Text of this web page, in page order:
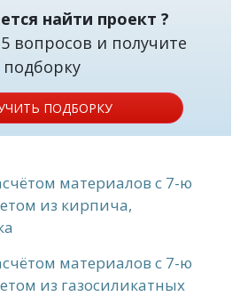
найти проект ?
вопросов и получите
подборку
ПОДБОРКУ
материалов с 7-ю
из кирпича,
материалов с 7-ю
из газосиликатных